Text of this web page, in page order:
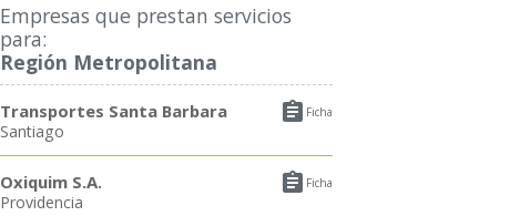
Empresas que prestan servicios
para:
Región Metropolitana
 Ficha
Transportes Santa Barbara
Santiago
 Ficha
Oxiquim S.A.
Providencia